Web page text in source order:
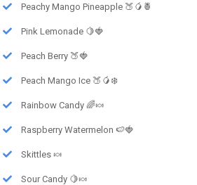
Peachy Mango Pineapple 🍑🥭🍍
Pink Lemonade 🍋🍓
Peach Berry 🍑🍓
Peach Mango Ice 🍑🥭❄️
Rainbow Candy 🌈🍬
Raspberry Watermelon 🍉🍓
Skittles 🍬
Sour Candy 🍋🍬